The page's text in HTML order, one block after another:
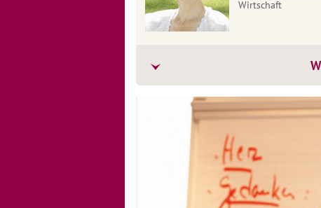
Wirtschaft